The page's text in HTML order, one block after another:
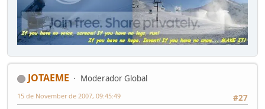
JOTAEME
Moderador Global
#27
15 de November de 2007, 09:45:49